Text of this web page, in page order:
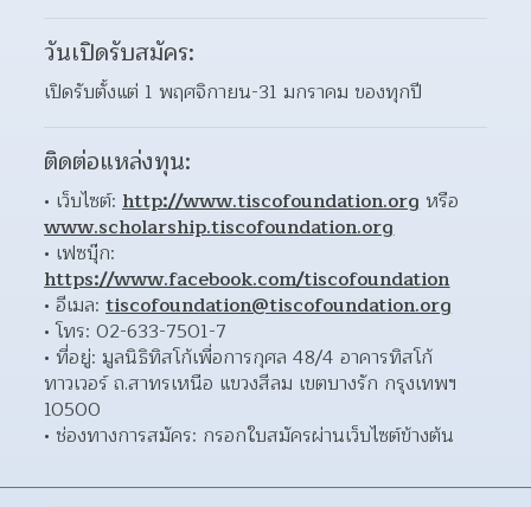
วันเปิดรับสมัคร:
เปิดรับตั้งแต่ 1 พฤศจิกายน-31 มกราคม ของทุกปี
ติดต่อแหล่งทุน:
เว็บไซต์: http://www.tiscofoundation.org
www.scholarship.tiscofoundation.org
https://www.facebook.com/tiscofoundation
อีเมล: tiscofoundation@tiscofoundation.org
โทร: 02-633-7501-7
ที่อยู่: มูลนิธิทิสโก้เพื่อการกุศล 48/4 อาคารทิสโก้
ทาวเวอร์ ถ.สาทรเหนือ แขวงสีลม เขตบางรัก กรุงเทพฯ
10500
ช่องทางการสมัคร: กรอกใบสมัครผ่านเว็บไซต์ข้างต้น